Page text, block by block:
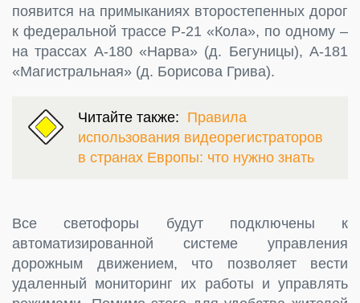
появится на примыканиях второстепенных дорог
к федеральной трассе Р-21 «Кола», по одному –
на трассах А-180 «Нарва» (д. Бегуницы), А-181
«Магистральная» (д. Борисова Грива).
Читайте также: Правила
использования видеорегистраторов
в странах Европы: что нужно знать
Все светофоры будут подключены к
автоматизированной системе управления
дорожным движением, что позволяет вести
удаленный мониторинг их работы и управлять